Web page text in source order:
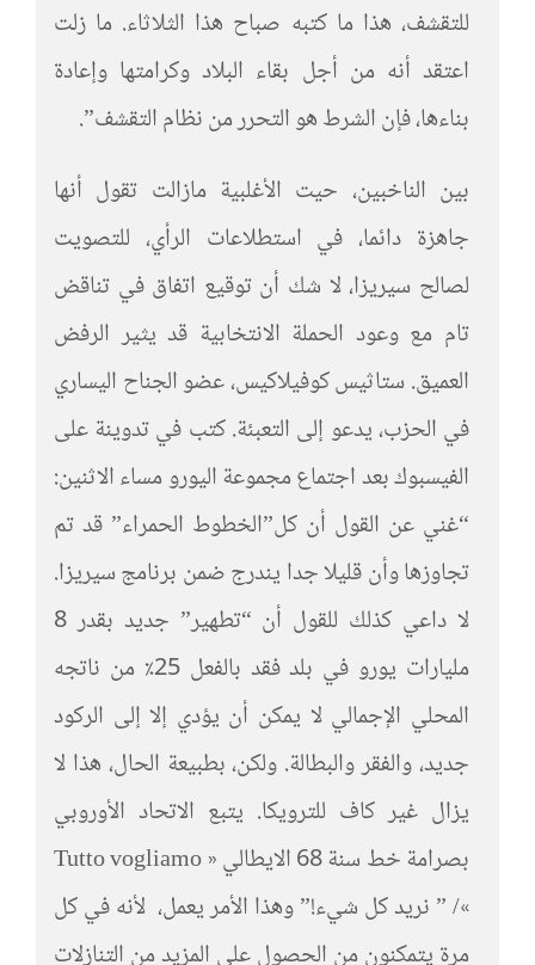
للتقشف، هذا ما كتبه صباح هذا الثلاثاء. ما زلت
اعتقد أنه من أجل بقاء البلاد وكرامتها وإعادة
بناءها، فإن الشرط هو التحرر من نظام التقشف”.
بين الناخبين، حيت الأغلبية مازالت تقول أنها
جاهزة دائما، في استطلاعات الرأي، للتصويت
لصالح سيريزا، لا شك أن توقيع اتفاق في تناقض
تام مع وعود الحملة الانتخابية قد يثير الرفض
العميق. ستاثيس كوفيلاكيس، عضو الجناح اليساري
في الحزب، يدعو إلى التعبئة. كتب في تدوينة على
الفيسبوك بعد اجتماع مجموعة اليورو مساء الاثنين:
“غني عن القول أن كل”الخطوط الحمراء” قد تم
تجاوزها وأن قليلا جدا يندرج ضمن برنامج سيريزا.
لا داعي كذلك للقول أن “تطهير” جديد بقدر 8
مليارات يورو في بلد فقد بالفعل 25٪ من ناتجه
المحلي الإجمالي لا يمكن أن يؤدي إلا إلى الركود
جديد، والفقر والبطالة. ولكن، بطبيعة الحال، هذا لا
يزال غير كاف للترويكا. يتبع الاتحاد الأوروبي
بصرامة خط سنة 68 الايطالي « Tutto vogliamo
»/ ” نريد كل شيء!” وهذا الأمر يعمل، لأنه في كل